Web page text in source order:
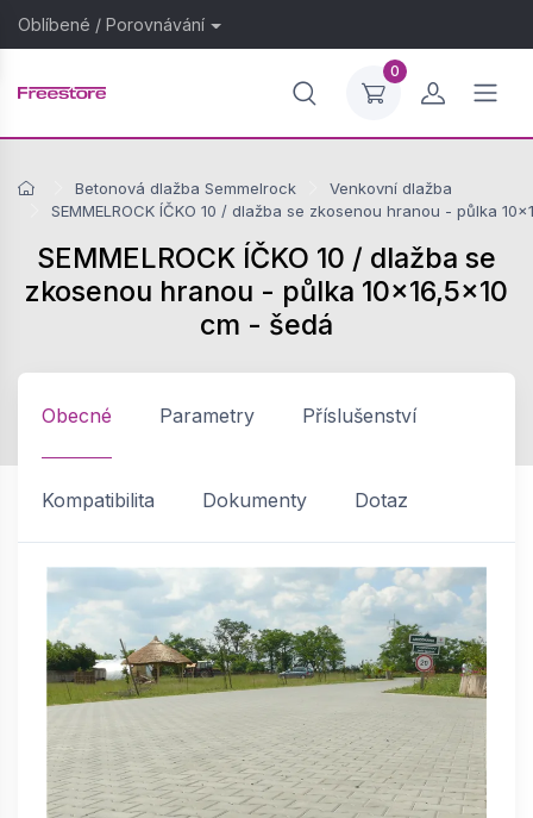
Oblíbené / Porovnávání
0
Betonová dlažba Semmelrock
Venkovní dlažba
SEMMELROCK ÍČKO 10 / dlažba se zkosenou hranou - půlka
SEMMELROCK ÍČKO 10 / dlažba se
zkosenou hranou - půlka 10x16,5x10
cm - šedá
Obecné Parametry Příslušenství
Kompatibilita Dokumenty Dotaz